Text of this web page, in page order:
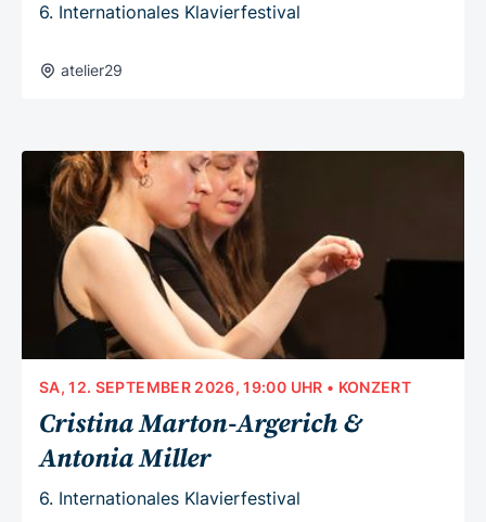
6. Internationales Klavierfestival
atelier29
SA, 12. SEPTEMBER 2026, 19:00 UHR • KONZERT
Cristina Marton-Argerich &
Antonia Miller
6. Internationales Klavierfestival